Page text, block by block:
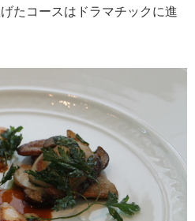
たコースはドラマチックに進